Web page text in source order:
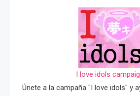
I love idols
Únete a la campaña "I love idols" y